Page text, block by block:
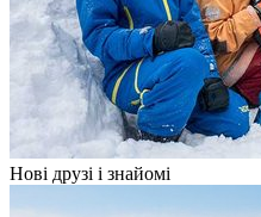
Нові друзі і знайомі